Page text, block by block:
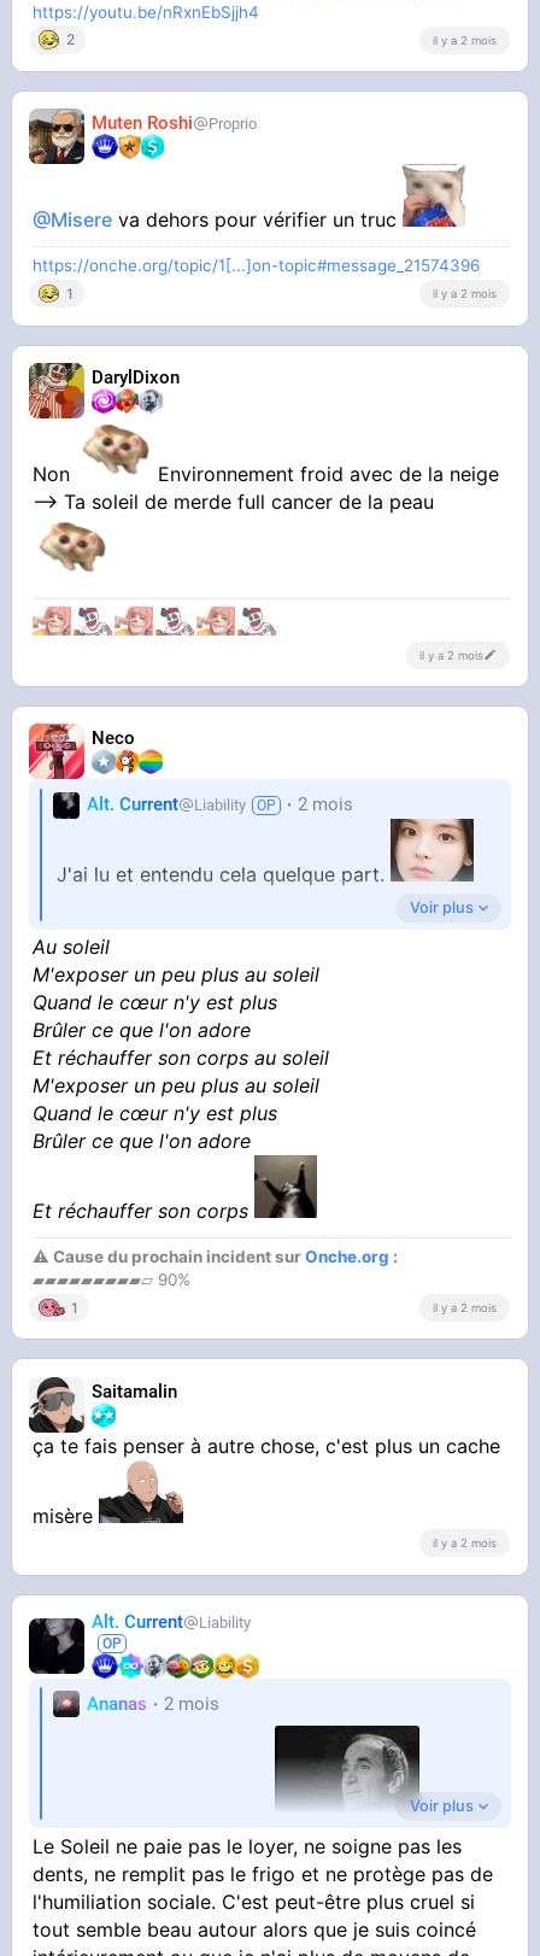
https://youtu.be/nRxnEbSjjh4
2 il y a 2 mois
Muten Roshi Proprio
@Misere va dehors pour vérifier un truc
https://onche.org/topic/1[...]on-topic#message_21574396
1 il y a 2 mois
DarylDixon
Non
Environnement froid avec de la neige
--> Ta soleil de merde full cancer de la peau
il y a 2 mois
Neco
Alt. Current Liability 2 mois
J'ai lu et entendu cela quelque part.
Est-ce que vous confirmez cette hypothèse ?
Voir plus
Au soleil
M'exposer un peu plus au soleil
Quand le cœur n'y est plus
Brûler ce que l'on adore
Et réchauffer son corps au soleil
M'exposer un peu plus au soleil
Quand le cœur n'y est plus
Brûler ce que l'on adore
Et réchauffer son corps
⚠ Cause du prochain incident surOnche.org :
▰▰▰▰▰▰▰▰▰▱ 90%
1 il y a 2 mois
Saitamalin
ça te fais penser à autre chose, c'est plus un cache
misère
il y a 2 mois
Alt. Current Liability
Ananas 2 mois
Voir plus
Le Soleil ne paie pas le loyer, ne soigne pas les
dents, ne remplit pas le frigo et ne protège pas de
l'humiliation sociale. C'est peut-être plus cruel si
tout semble beau autour alors que je suis coincé